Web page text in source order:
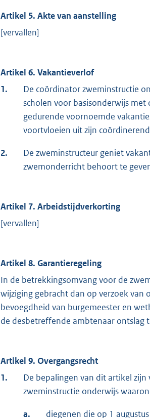
Artikel 5. Akte van aanstelling
[vervallen]
Artikel 6. Vakantieverlof
1.
De coördinator zweminstructie
scholen voor basisonderwijs
gedurende voornoemde
voortvloeien uit zijn
2.
De zweminstructeur geniet
zwemonderricht behoort te
Artikel 7. Arbeidstijdverkorting
[vervallen]
Artikel 8. Garantieregeling
In de betrekkingsomvang voor de
wijziging gebracht dan op verzoek
bevoegdheid van burgemeester en
de desbetreffende ambtenaar ontslag
Artikel 9. Overgangsrecht
1.
De bepalingen van dit artikel
zweminstructie onderwijs
a.
diegenen die op 1